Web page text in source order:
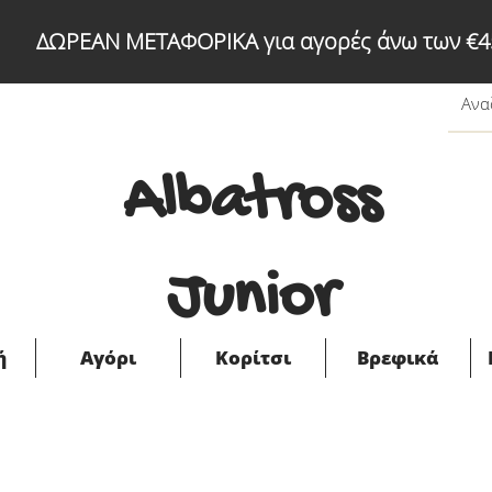
ΔΩΡΕΑΝ ΜΕΤΑΦΟΡΙΚΑ για αγορές άνω των
Albatross
Junior
Αγόρι Κορίτσι Βρεφικά